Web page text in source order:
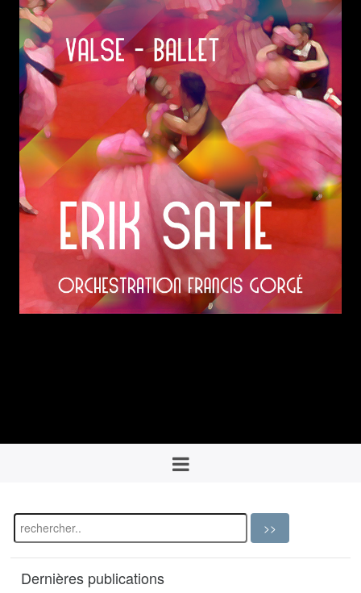
Dernières publications